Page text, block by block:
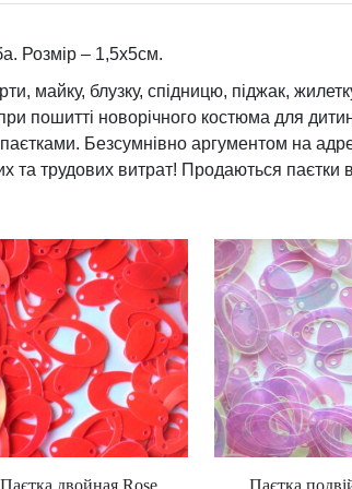
к
і
л
ь
с
т
ь
Розмір – 1,5х5см.
майку, блузку, спідницю, піджак,
пошитті новорічного костюма для
Безсумнівно аргументом на
трудових витрат! Продаються паєтки
Паєтка двойная Rose Паєтка